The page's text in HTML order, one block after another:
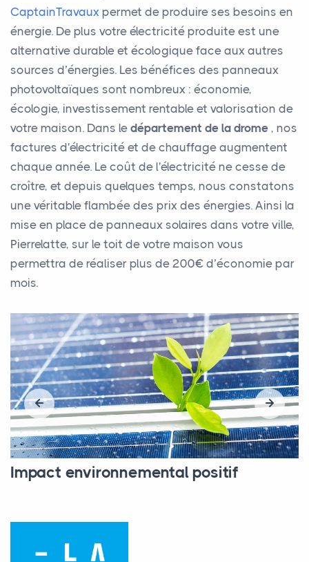
CaptainTravaux permet de produire ses besoins en
énergie. De plus votre électricité produite est une
alternative durable et écologique face aux autres
sources d’énergies. Les bénéfices des panneaux
photovoltaïques sont nombreux : économie,
écologie, investissement rentable et valorisation de
votre maison. Dans le département de la drome , nos
factures d'électricité et de chauffage augmentent
chaque année. Le coût de l'électricité ne cesse de
croître, et depuis quelques temps, nous constatons
une véritable flambée des prix des énergies. Ainsi la
mise en place de panneaux solaires dans votre ville,
Pierrelatte, sur le toit de votre maison vous
permettra de réaliser plus de 200€ d’économie par
mois.
Impact environnemental positif